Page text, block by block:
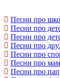
Песни про
Песни про
Песни про
Песни про
Песни про
Песни про
Песни про